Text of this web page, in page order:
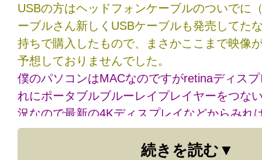
USBの方はヘッドフォンケーブルのついでに
ーブルさん新しくUSBケーブルも発売してた
持ちで購入したもので、まさかここまで映像
予想しておりませんでした。
僕のパソコンはMACなのですがretinaディス
れにポータブルブルーレイプレイヤーをつな
況なので最新の4Kディスプレイなどからみれ
れないのですが、それでも他の家電メーカー
どを超えるような映像が出ています。
続きを読む